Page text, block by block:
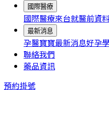
國際醫療
國際醫療來台就醫前資
最新消息
孕醫寶寶最新消息好孕
聯絡我們
藥品資訊
預約掛號